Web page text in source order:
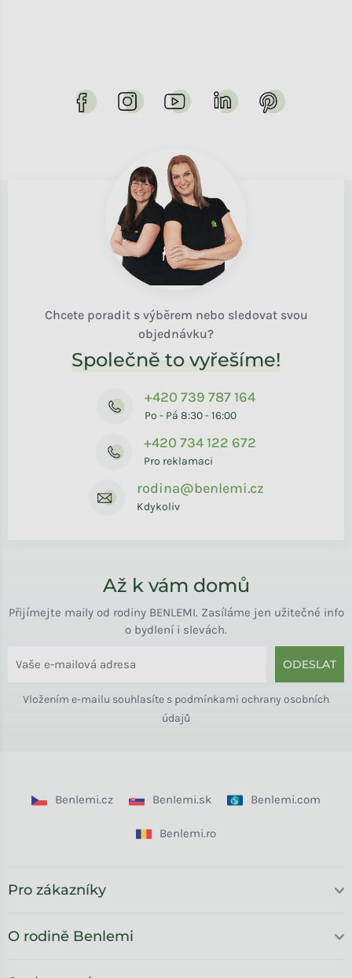
Chcete poradit s výběrem nebo sledovat svou
objednávku?
Společně to vyřešíme!
+420 739 787 164
Po - Pá 8:30 - 16:00
+420 734 122 672
Pro reklamaci
rodina@benlemi.cz
Kdykoliv
Až k vám domů
Přijímejte maily od rodiny BENLEMI. Zasíláme jen užitečné info
o bydlení i slevách.
ODESLAT
Vložením e-mailu souhlasíte s podmínkami ochrany osobních
údajů
Benlemi.cz Benlemi.sk Benlemi.com
Benlemi.ro
Pro zákazníky
O rodině Benlemi